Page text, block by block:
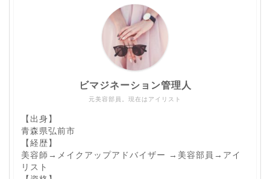
元美容部員。現在はアイリスト
ビマジネーション管理人
【出身】
青森県弘前市
【経歴】
美容師→メイクアップアドバイザー →美容部員→アイ
リスト